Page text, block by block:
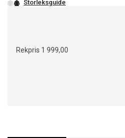
Rekpris 1 999,00